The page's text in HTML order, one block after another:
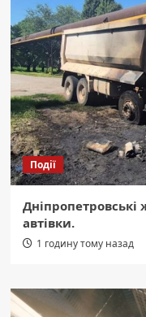
Події
автівки.
1 годину тому назад